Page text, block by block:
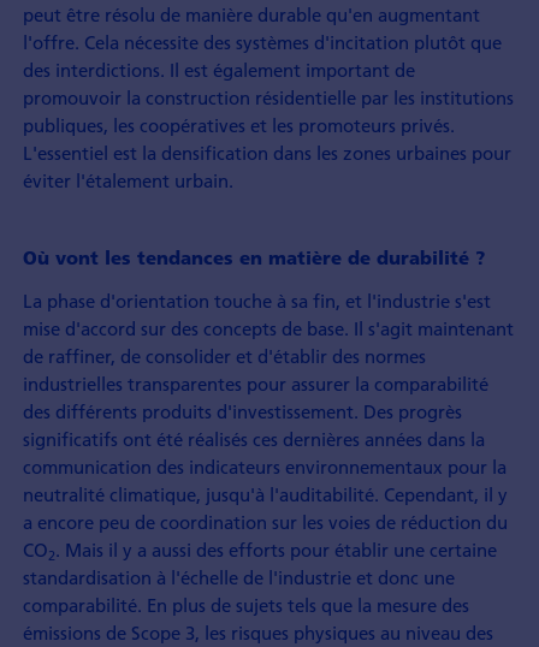
peut être résolu de manière durable qu'en augmentant
l'offre. Cela nécessite des systèmes d'incitation plutôt que
des interdictions. Il est également important de
promouvoir la construction résidentielle par les institutions
publiques, les coopératives et les promoteurs privés.
L'essentiel est la densification dans les zones urbaines pour
éviter l'étalement urbain.
Où vont les tendances en matière de durabilité ?
La phase d'orientation touche à sa fin, et l'industrie s'est
mise d'accord sur des concepts de base. Il s'agit maintenant
de raffiner, de consolider et d'établir des normes
industrielles transparentes pour assurer la comparabilité
des différents produits d'investissement. Des progrès
significatifs ont été réalisés ces dernières années dans la
communication des indicateurs environnementaux pour la
neutralité climatique, jusqu'à l'auditabilité. Cependant, il y
a encore peu de coordination sur les voies de réduction du
CO2. Mais il y a aussi des efforts pour établir une certaine
standardisation à l'échelle de l'industrie et donc une
comparabilité. En plus de sujets tels que la mesure des
émissions de Scope 3, les risques physiques au niveau des